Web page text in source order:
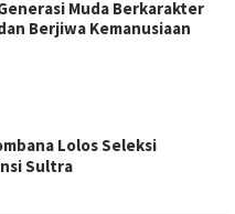
Muda Berkarakter
Berjiwa Kemanusiaan
Lolos Seleksi
Sultra